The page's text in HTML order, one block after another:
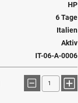
HP
6 Tage
Italien
Aktiv
IT-06-A-0006